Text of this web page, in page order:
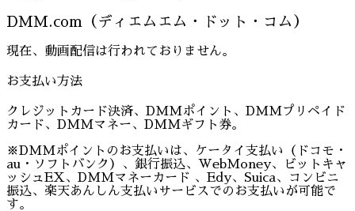
DMM.com（ディエムエム・ドット・コム）
現在、動画配信は行われておりません。
お支払い方法
クレジットカード決済、DMMポイント、DMMプリペイド
カード、DMMマネー、DMMギフト券。
※DMMポイントのお支払いは、ケータイ支払い（ドコモ・
au・ソフトバンク）、銀行振込、WebMoney、ビットキャ
ッシュEX、DMMマネーカード 、Edy、Suica、コンビニ
振込、楽天あんしん支払いサービスでのお支払いが可能で
す。